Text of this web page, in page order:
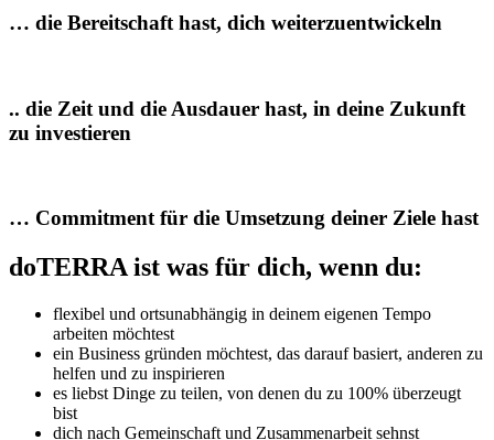
… die Bereitschaft hast, dich weiterzuentwickeln
.. die Zeit und die Ausdauer hast, in deine Zukunft
zu investieren
… Commitment für die Umsetzung deiner Ziele hast
doTERRA ist was für dich, wenn du:
flexibel und ortsunabhängig in deinem eigenen Tempo
arbeiten möchtest
ein Business gründen möchtest, das darauf basiert, anderen zu
helfen und zu inspirieren
es liebst Dinge zu teilen, von denen du zu 100% überzeugt
bist
dich nach Gemeinschaft und Zusammenarbeit sehnst